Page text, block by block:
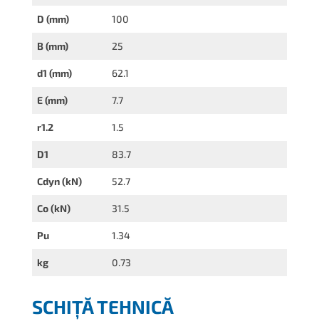
D (mm) 100
B (mm) 25
d1 (mm) 62.1
E (mm) 7.7
r1.2 1.5
D1 83.7
Cdyn (kN) 52.7
Co (kN) 31.5
Pu 1.34
kg 0.73
SCHIȚĂ TEHNICĂ